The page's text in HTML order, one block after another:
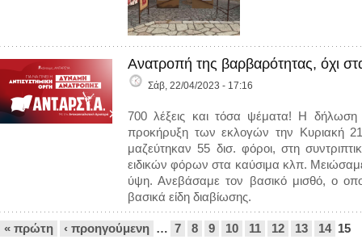
Ανατροπή της βαρβαρότητας, όχι
Σάβ, 22/04/2023 - 17:16
700 λέξεις και τόσα ψέματα! Η
προκήρυξη των εκλογών την Κυριακή
μαζεύτηκαν 55 δισ. φόροι, στη
ειδικών φόρων στα καύσιμα κλπ.
ύψη. Ανεβάσαμε τον βασικό μισθό, ο
βασικά είδη διαβίωσης.
Σελίδες
« πρώτη ‹ προηγούμενη … 7 8 9 10 11 12 13 14 15